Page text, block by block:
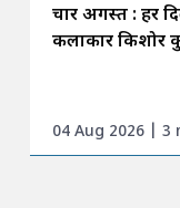
चार अगस्त : हर
कलाकार किशोर
04 Aug 2026 | 3